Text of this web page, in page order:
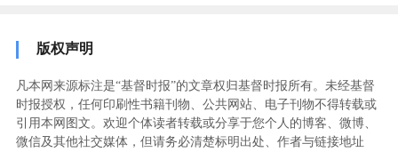
版权声明
凡本网来源标注是“基督时报”的文章权归基督时报所有。未经基督
时报授权，任何印刷性书籍刊物、公共网站、电子刊物不得转载或
引用本网图文。欢迎个体读者转载或分享于您个人的博客、微博、
微信及其他社交媒体，但请务必清楚标明出处、作者与链接地址